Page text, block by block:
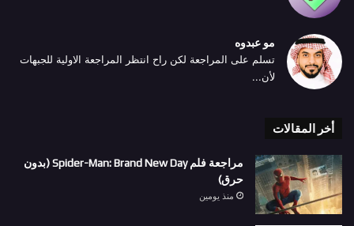
مو عبدوه
تسلم على المراجعة لكن راح انتظر المراجعة الاولية للجبهات
لأن...
أخر المقالات
مراجعة فلم Spider-Man: Brand New Day (بدون
حرق)
منذ يومين